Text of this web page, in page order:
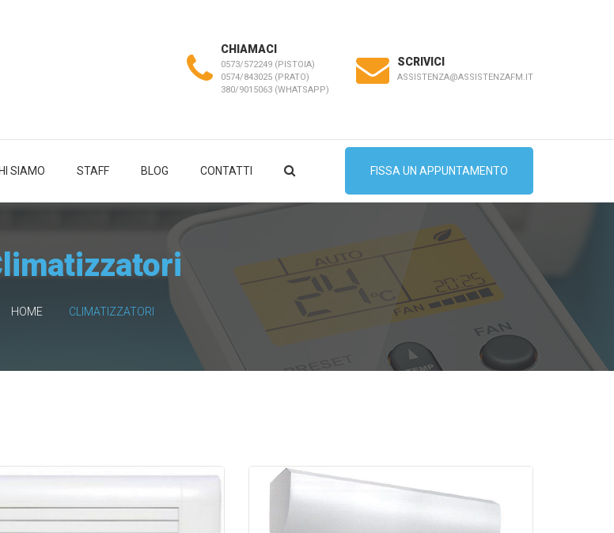
CHIAMACI
0573/572249 (PISTOIA)
0574/843025 (PRATO)
380/9015063 (WHATSAPP)
SCRIVICI
ASSISTENZA@ASSISTENZAFM.IT
SIAMO STAFF BLOG CONTATTI FISSA UN APPUNTAMENTO
HOME CLIMATIZZATORI